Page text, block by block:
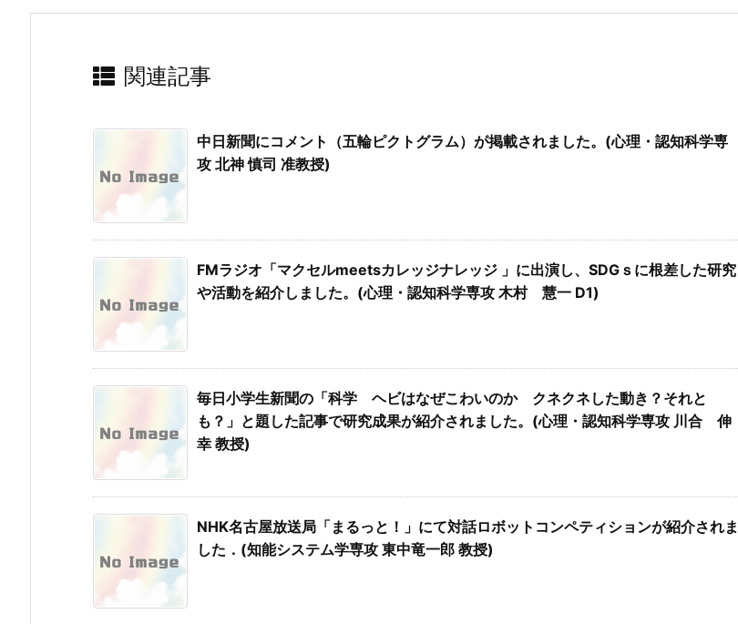
関連記事
中日新聞にコメント（五輪ピクトグラム）が掲載されました。(心理・認知科学専
攻 北神 慎司 准教授)
FMラジオ「マクセルmeetsカレッジナレッジ 」に出演し、SDGｓに根差した研究
や活動を紹介しました。(心理・認知科学専攻 木村 慧一 D1)
毎日小学生新聞の「科学 ヘビはなぜこわいのか クネクネした動き？それと
も？」と題した記事で研究成果が紹介されました。(心理・認知科学専攻 川合 伸
幸 教授)
NHK名古屋放送局「まるっと！」にて対話ロボットコンペティションが紹介されま
した．(知能システム学専攻 東中竜一郎 教授)